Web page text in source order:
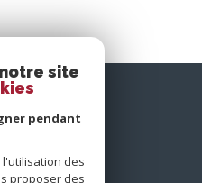
site
pendant
des
proposer des